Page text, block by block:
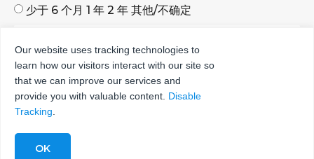
少于 6 个月 1 年 2 年 其他/不确定
发送
Our website uses tracking technologies to
learn how our visitors interact with our site so
that we can improve our services and
provide you with valuable content. Disable
Tracking